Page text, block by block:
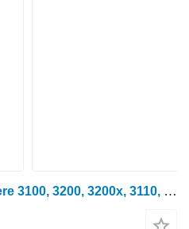
Масляный щуп John Deere 3100, 3200, 3200x, 3110, 3210, 3210x Dipstick Plug Re62619 RE62619 для трактора колесного